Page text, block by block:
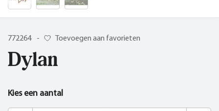
772264 - Toevoegen aan favorieten
Dylan
Kies een aantal